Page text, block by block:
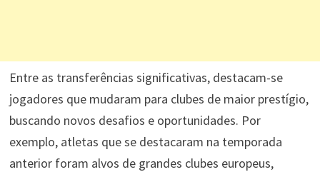
Entre as transferências significativas, destacam-se
jogadores que mudaram para clubes de maior prestígio,
buscando novos desafios e oportunidades. Por
exemplo, atletas que se destacaram na temporada
anterior foram alvos de grandes clubes europeus,